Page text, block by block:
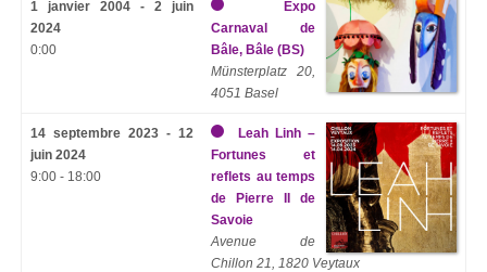
1 janvier 2004 - 2 juin
2024
0:00
Expo
Carnaval de
Bâle, Bâle (BS)
Münsterplatz 20,
4051 Basel
14 septembre 2023 - 12
juin 2024
9:00 - 18:00
Leah Linh –
Fortunes et
reflets au temps
de Pierre II de
Savoie
Avenue de
Chillon 21, 1820 Veytaux